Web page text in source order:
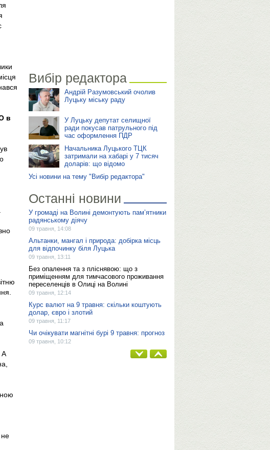
в
А
не
Вибір редактора
Андрій Разумовський очолив
Луцьку міську раду
У Луцьку депутат селищної
ради покусав патрульного під
час оформлення ПДР
Начальника Луцького ТЦК
затримали на хабарі у 7 тисяч
доларів: що відомо
Усі новини на тему "Вибір редактора"
Останні новини
У громаді на Волині демонтують пам’ятники
радянському діячу
09 травня, 14:08
Альтанки, мангал і природа: добірка місць
для відпочинку біля Луцька
09 травня, 13:11
Без опалення та з пліснявою: що з
приміщенням для тимчасового проживання
переселенців в Олиці на Волині
09 травня, 12:14
Курс валют на 9 травня: скільки коштують
долар, євро і злотий
09 травня, 11:17
Чи очікувати магнітні бурі 9 травня: прогноз
09 травня, 10:12